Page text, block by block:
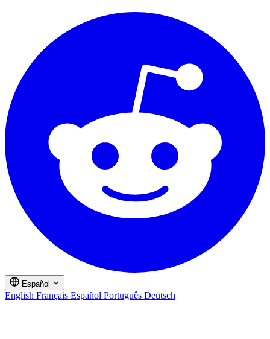
Español
English Français Español Português Deutsch